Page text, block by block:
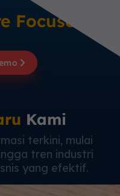
Focused
Kami
terkini, mulai
tren industri
yang efektif.